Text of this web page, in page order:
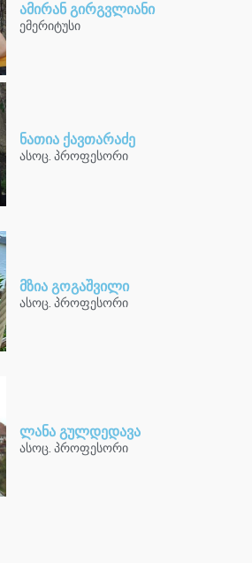
ამირან გირგვლიანი
ემერიტუსი
ნათია ქავთარაძე
ასოც. პროფესორი
მზია გოგაშვილი
ასოც. პროფესორი
ლანა გულდედავა
ასოც. პროფესორი